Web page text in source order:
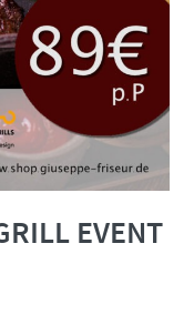
EVENT